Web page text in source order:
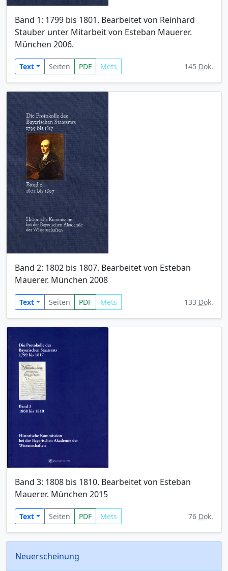
Band 1: 1799 bis 1801. Bearbeitet von Reinhard
Stauber unter Mitarbeit von Esteban Mauerer.
München 2006.
Text Seiten PDF Mets 145 Dok.
Band 2: 1802 bis 1807. Bearbeitet von Esteban
Mauerer. München 2008
Text Seiten PDF Mets 133 Dok.
Band 3: 1808 bis 1810. Bearbeitet von Esteban
Mauerer. München 2015
Text Seiten PDF Mets 76 Dok.
Neuerscheinung